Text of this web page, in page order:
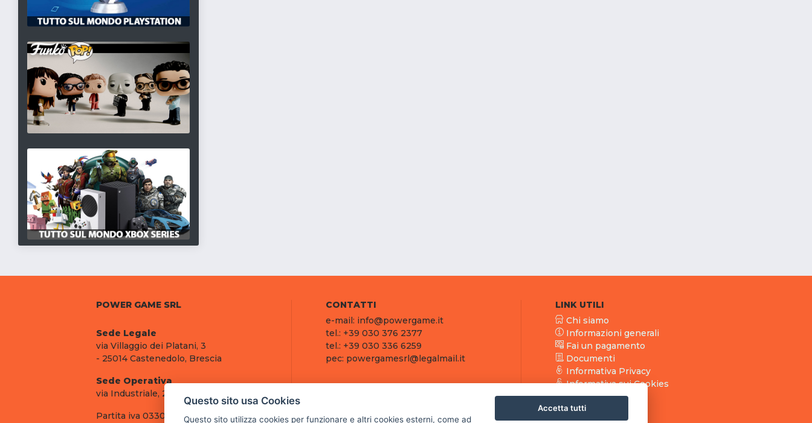
POWER GAME SRL
Sede Legale
via Villaggio dei Platani, 3
- 25014 Castenedolo, Brescia
Sede Operativa
via Industriale, 2 - 25082 Botticino, BS
Partita iva 03308130982
CONTATTI
e-mail: info@powergame.it
tel.: +39 030 376 2377
tel.: +39 030 336 6259
pec: powergamesrl@legalmail.it
LINK UTILI
Chi siamo
Informazioni generali
Fai un pagamento
Documenti
Informativa Privacy
Informativa sui Cookies
Questo sito usa Cookies
Questo sito utilizza cookies per funzionare e altri cookies esterni, come ad
Accetta tutti